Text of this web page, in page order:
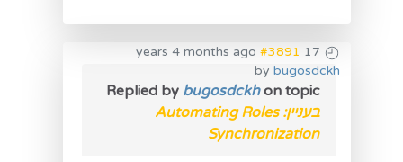
17 years 4 months ago
#3891
by bugosdckh
Replied by bugosdckhon topic
בעניין: Automating Roles
Synchronization